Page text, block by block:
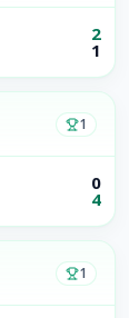
2
1
1
0
4
1